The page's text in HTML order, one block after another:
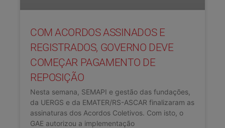
COM ACORDOS ASSINADOS E
REGISTRADOS, GOVERNO DEVE
COMEÇAR PAGAMENTO DE
REPOSIÇÃO
Nesta semana, SEMAPI e gestão das fundações,
da UERGS e da EMATER/RS-ASCAR finalizaram as
assinaturas dos Acordos Coletivos. Com isto, o
GAE autorizou a implementação